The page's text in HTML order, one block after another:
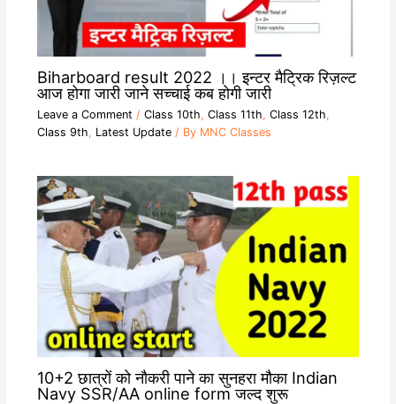
Biharboard result 2022 ।। इन्टर मैट्रिक रिज़ल्ट
आज होगा जारी जाने सच्चाई कब होगी जारी
Leave a Comment / Class 10th, Class 11th, Class 12th,
Class 9th, Latest Update/ By MNC Classes
10+2 छात्रों को नौकरी पाने का सुनहरा मौका Indian
Navy SSR/AA online form जल्द शुरू